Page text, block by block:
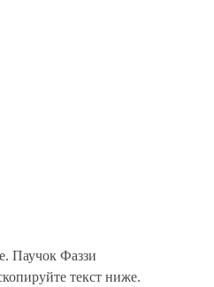
Паучок Фаззи
текст ниже.